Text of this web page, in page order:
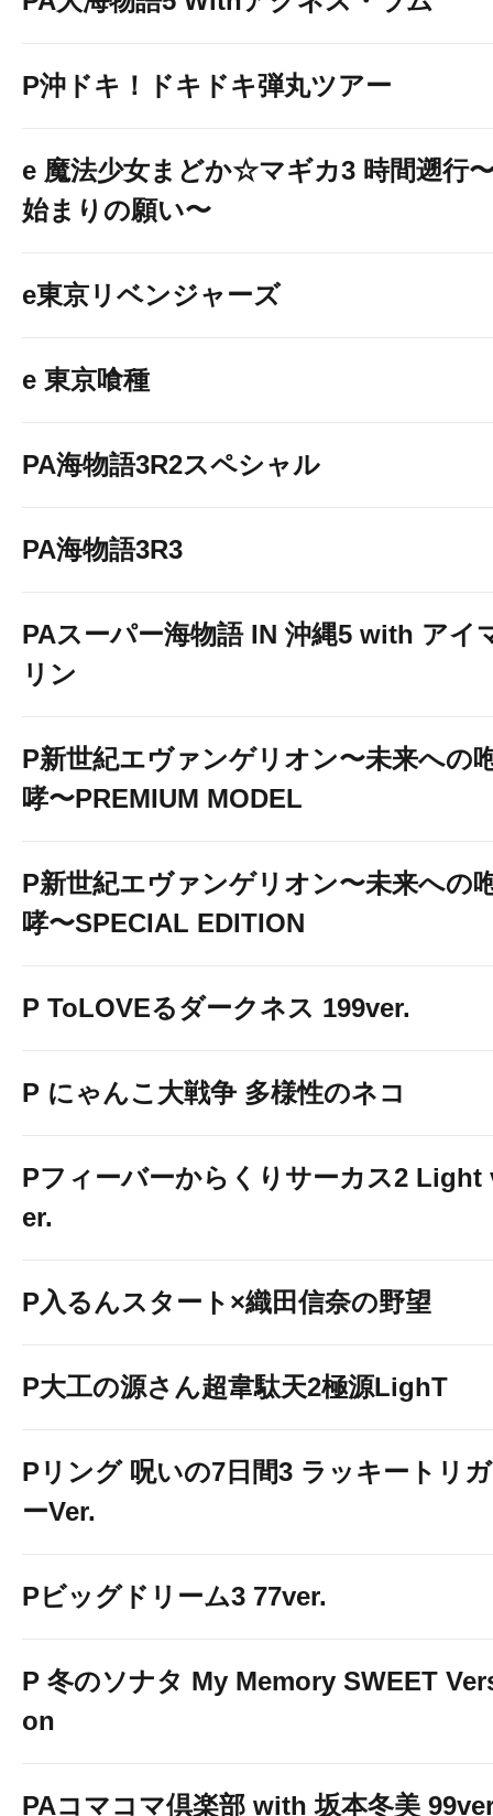
楽しいがいっぱいの
是非ご来店くださ
LINEのお友達追加は下
P沖ドキ！ドキドキ弾丸ツアー
e 魔法少女まどか☆マギカ3 時間遡行
始まりの願い〜
e東京リベンジャーズ
e 東京喰種
PA海物語3R2スペシャル
PA海物語3R3
PAスーパー海物語 IN 沖縄5 with アイ
リン
P新世紀エヴァンゲリオン〜未来への
哮〜PREMIUM MODEL
P新世紀エヴァンゲリオン〜未来への
哮〜SPECIAL EDITION
P ToLOVEるダークネス 199ver.
P にゃんこ大戦争 多様性のネコ
Pフィーバーからくりサーカス2 Light
er.
P入るんスタート×織田信奈の野望
P大工の源さん超韋駄天2極源LighT
Pリング 呪いの7日間3 ラッキートリガ
ーVer.
Pビッグドリーム3 77ver.
P 冬のソナタ My Memory SWEET
on
PAコマコマ倶楽部 with 坂本冬美